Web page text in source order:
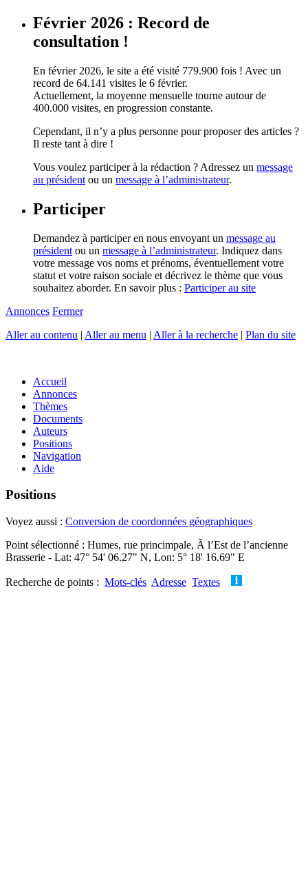
Février 2026 : Record de
consultation !
En février 2026, le site a été visité 779.900 fois ! Avec un
record de 64.141 visites le 6 février.
Actuellement, la moyenne mensuelle tourne autour de
400.000 visites, en progression constante.
Cependant, il n’y a plus personne pour proposer des articles ?
Il reste tant à dire !
Vous voulez participer à la rédaction ? Adressez un message
au président ou un message à l’administrateur.
Participer
Demandez à participer en nous envoyant un message au
président ou un message à l’administrateur. Indiquez dans
votre message vos noms et prénoms, éventuellement votre
statut et votre raison sociale et décrivez le thème que vous
souhaitez aborder. En savoir plus : Participer au site
Annonces Fermer
Aller au contenu | Aller au menu | Aller à la recherche | Plan du site
Accueil
Annonces
Thèmes
Documents
Auteurs
Positions
Navigation
Aide
Positions
Voyez aussi : Conversion de coordonnées géographiques
Point sélectionné : Humes, rue princimpale, Ã l’Est de l’ancienne
Brasserie - Lat: 47° 54' 06.27" N, Lon: 5° 18' 16.69" E
Recherche de points : Mots-clés Adresse Textes